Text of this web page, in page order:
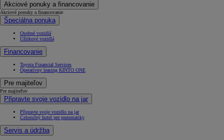
Akciové ponuky a financovanie
Akciové ponuky a financovanie
Špeciálna ponuka
Osobné vozidlá
Úžitkové vozidlá
Financovanie
Toyota Financial Services
Operatívny leasing KINTO ONE
Pre majiteľov
Pre majiteľov
Připravte svoje vozidlo na jar
Připravte svoje vozidlo na jar
Celoročný hotel pre pneumatiky
Servis a údržba